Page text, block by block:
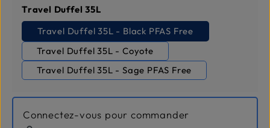
Sélectionnez
Travel Duffel 35L
Travel Duffel 35L - Black PFAS Free
Travel Duffel 35L - Coyote
Travel Duffel 35L - Sage PFAS Free
Connectez-vous pour commander